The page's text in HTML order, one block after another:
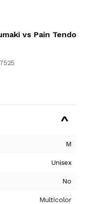
vs Pain Tendo
M
Unisex
No
Multicolor